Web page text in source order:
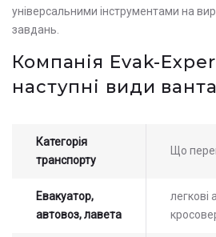
універсальними інструментами на
завдань.
Компанія Evak-
наступні види
Категорія
транспорту
Що
Евакуатор,
автовоз, лавета
легкові